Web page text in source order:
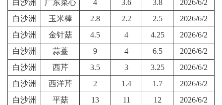
白沙洲
广东菜心 4 3.6 3.8
2026/6/2
白沙洲
玉米棒 2.8 2.2 2.5
2026/6/2
白沙洲
金针菇 4.5 4 4.25
2026/6/2
白沙洲
蒜薹 9 4 6.5
2026/6/2
白沙洲
西芹 3.5 3 3.25
2026/6/2
白沙洲
西洋芹 2 1.4 1.7
2026/6/2
白沙洲
平菇 13 11 12
2026/6/2